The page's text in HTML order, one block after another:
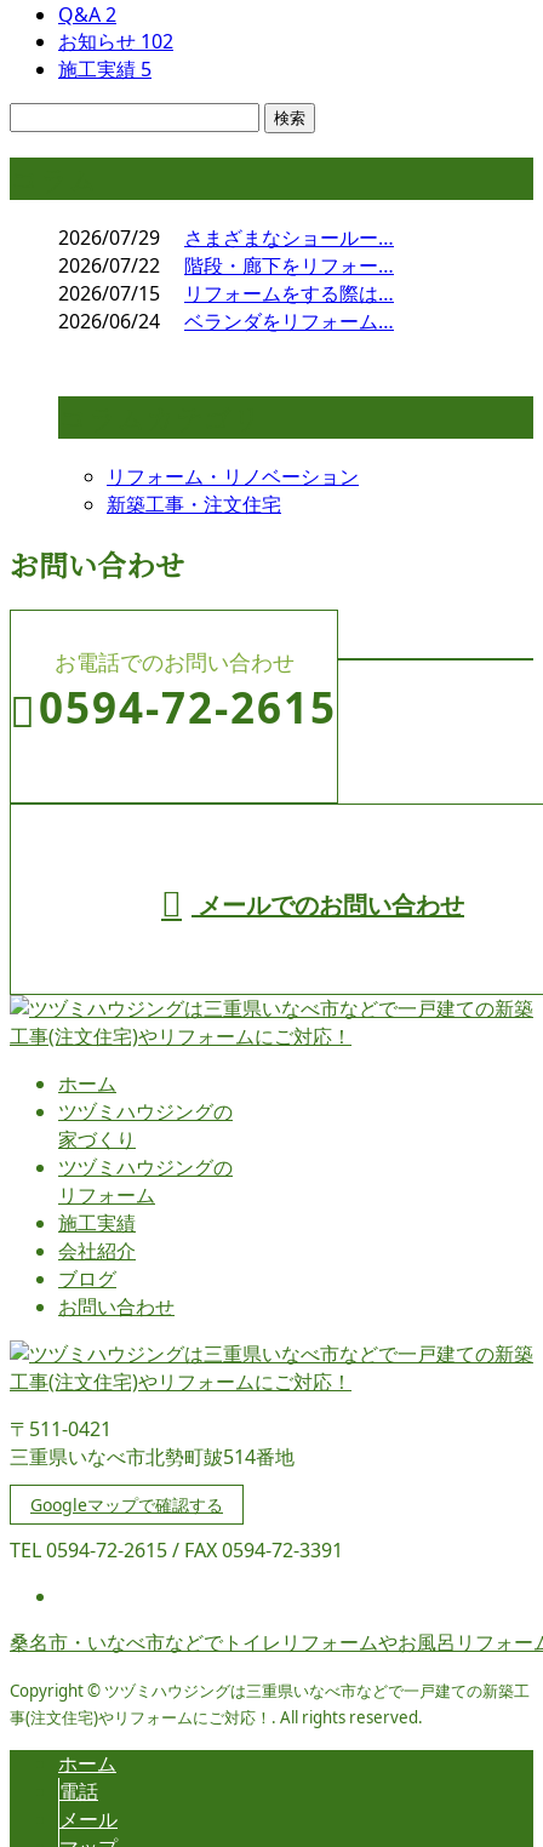
Q&A2
お知らせ 102
施工実績 5
2026/07/29
さまざまなショールー…
2026/07/22
階段・廊下をリフォー…
2026/07/15
リフォームをする際は…
2026/06/24
ベランダをリフォーム…
リフォーム・リノベーション
新築工事・注文住宅
お問い合わせ
お電話でのお問い合わせ
0594-72-2615
メールでのお問い合わせ
ホーム
ツヅミハウジングの
家づくり
ツヅミハウジングの
リフォーム
施工実績
会社紹介
ブログ
お問い合わせ
〒511-0421
三重県いなべ市北勢町皷514番地
Googleマップで確認する
TEL 0594-72-2615 / FAX 0594-72-3391
桑名市・いなべ市などでトイレリフォームやお風呂リフォ
Copyright © ツヅミハウジングは三重県いなべ市などで一戸建ての新築工
事(注文住宅)やリフォームにご対応！. All rights reserved.
ホーム
電話
メール